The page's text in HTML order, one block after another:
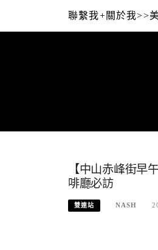
content
聯繫我+關於我>>
【中山赤峰街早
啡廳必訪
雙連站 NASH